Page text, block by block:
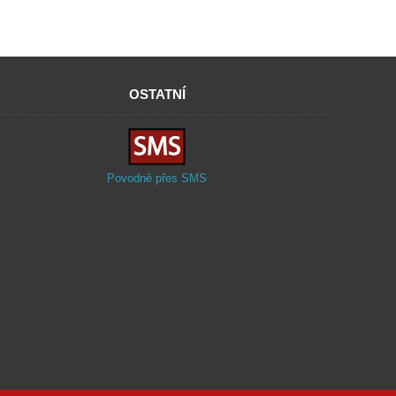
OSTATNÍ
Povodně přes SMS